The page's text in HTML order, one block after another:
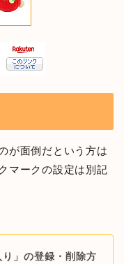
が面倒だという方は
マークの設定は別記
り」の登録・削除方